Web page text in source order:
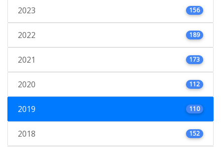
2023 156
2022 189
2021 173
2020 112
2019 110
2018 152